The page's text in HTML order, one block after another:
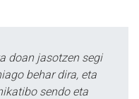
doan jasotzen segi
behar dira, eta
sendo eta